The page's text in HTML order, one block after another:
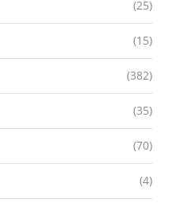
(25)
(15)
(382)
(35)
(70)
(4)